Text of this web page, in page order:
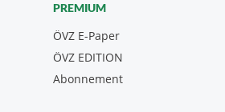
PREMIUM
ÖVZ E-Paper
Abonnement
ÖVZ EDITION